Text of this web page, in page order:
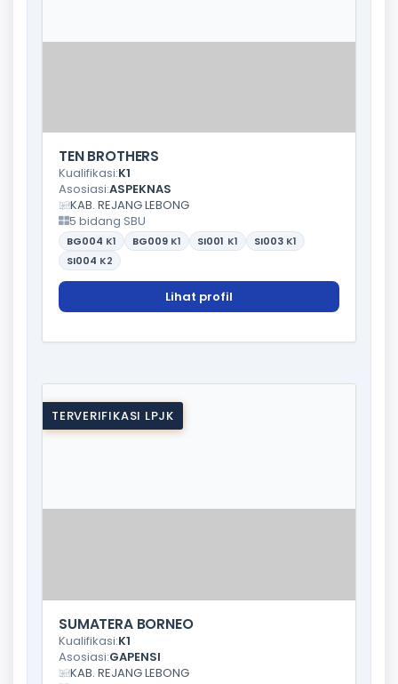
TEN BROTHERS
Kualifikasi:K1
Asosiasi:ASPEKNAS
KAB. REJANG LEBONG
5 bidang SBU
BG004 K1 BG009 K1 SI001 K1 SI003 K1
SI004 K2
Lihat profil
TERVERIFIKASI LPJK
SUMATERA BORNEO
Kualifikasi:K1
Asosiasi:GAPENSI
KAB. REJANG LEBONG